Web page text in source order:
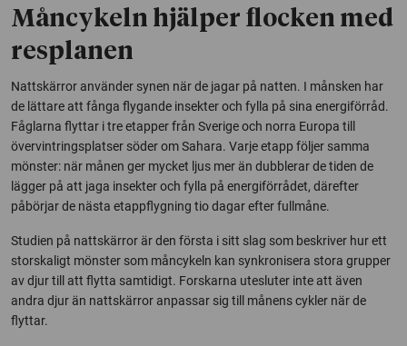
Måncykeln hjälper flocken med
resplanen
Nattskärror använder synen när de jagar på natten. I månsken har
de lättare att fånga flygande insekter och fylla på sina energiförråd.
Fåglarna flyttar i tre etapper från Sverige och norra Europa till
övervintringsplatser söder om Sahara. Varje etapp följer samma
mönster: när månen ger mycket ljus mer än dubblerar de tiden de
lägger på att jaga insekter och fylla på energiförrådet, därefter
påbörjar de nästa etappflygning tio dagar efter fullmåne.
Studien på nattskärror är den första i sitt slag som beskriver hur ett
storskaligt mönster som måncykeln kan synkronisera stora grupper
av djur till att flytta samtidigt. Forskarna utesluter inte att även
andra djur än nattskärror anpassar sig till månens cykler när de
flyttar.